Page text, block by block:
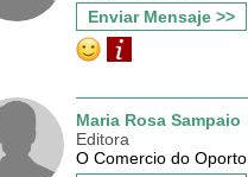
Enviar Mensaje >>
Maria Rosa Sampaio
Editora
O Comercio do Oporto